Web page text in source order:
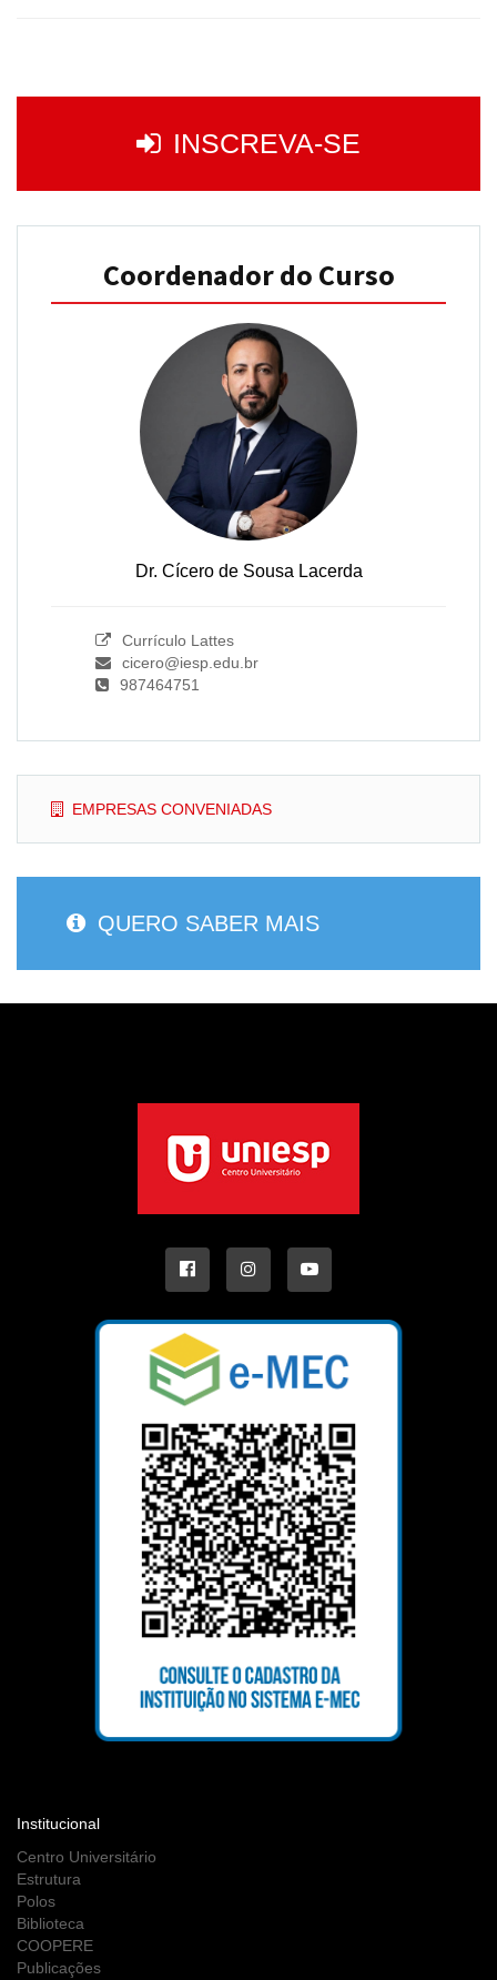
INSCREVA-SE
Coordenador do Curso
Dr. Cícero de Sousa Lacerda
Currículo Lattes
cicero@iesp.edu.br
987464751
EMPRESAS CONVENIADAS
QUERO SABER MAIS
Institucional
Centro Universitário
Estrutura
Polos
Biblioteca
COOPERE
Publicações